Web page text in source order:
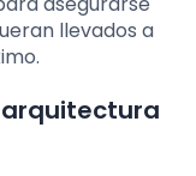
llevados a
arquitectura